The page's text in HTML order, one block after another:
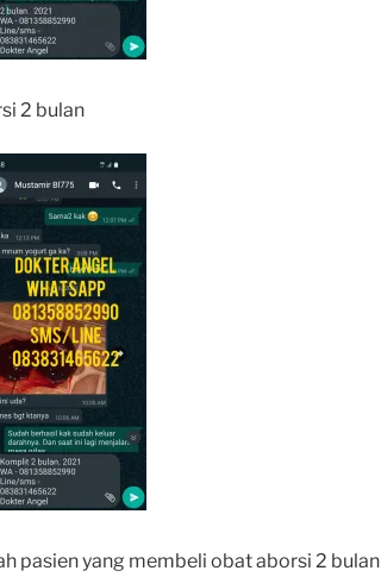
2 bulan
pasien yang membeli obat aborsi 2 bulan